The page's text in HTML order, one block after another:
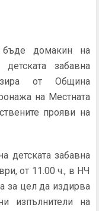
домакин на
забавна
от Община
на Местната
прояви на
детската забавна
от 11.00 ч., в НЧ
за цел да издирва
изпълнители на